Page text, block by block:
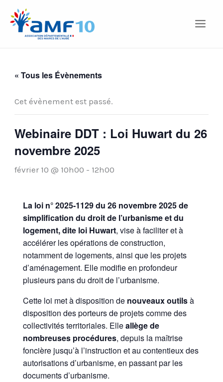
contenu
« Tous les Évènements
Cet évènement est passé.
Webinaire DDT : Loi Huwart du 26
novembre 2025
février 10 @ 10h00 - 12h00
La loi n° 2025-1129 du 26 novembre 2025 de
simplification du droit de l’urbanisme et du
logement, dite loi Huwart, vise à faciliter et à
accélérer les opérations de construction,
notamment de logements, ainsi que les projets
d’aménagement. Elle modifie en profondeur
plusieurs pans du droit de l’urbanisme.
Cette loi met à disposition de nouveaux outilsà
disposition des porteurs de projets comme des
collectivités territoriales. Elleallège de
nombreuses procédures, depuis la maîtrise
foncière jusqu’à l’instruction et au contentieux des
autorisations d’urbanisme, en passant par les
documents d’urbanisme.